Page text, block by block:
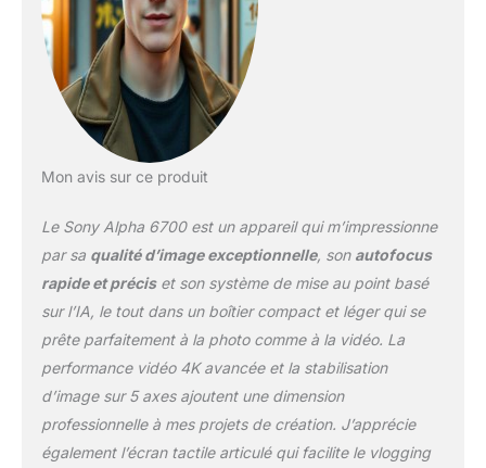
mouvement et ainsi de
suivre les yeux humains,
les animaux, oiseaux,
trains, insectes…
ENREGISTREZ VOS
professionneles de la
gamme Cinema Line.
Enregistrez vos
séquences vidéo en 4K
(depuis la 6K) jusqu'à
60p en 4:2:2 10 bits,
mais aussi en 4K 120p
en mode S&Q. UN
SANS COMPROMIS Avec
son design compact et
Mon avis sur ce produit
Le Sony Alpha 6700 est un appareil qui m’impressionne
par sa qualité d’image exceptionnelle, son autofocus
rapide et préciset son système de mise au point basé
sur l’IA, le tout dans un boîtier compact et léger qui se
prête parfaitement à la photo comme à la vidéo. La
performance vidéo 4K avancée et la stabilisation
d’image sur 5 axes ajoutent une dimension
professionnelle à mes projets de création. J’apprécie
également l’écran tactile articulé qui facilite le vlogging